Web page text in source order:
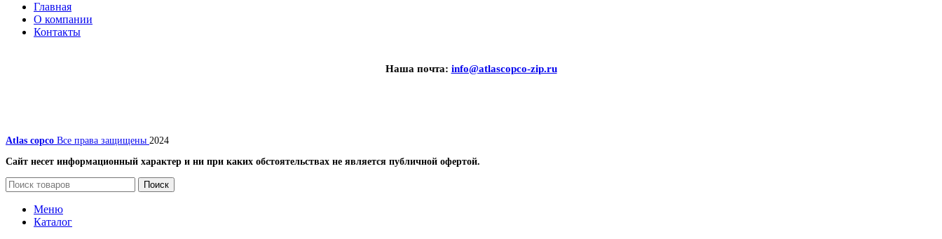
Главная
О компании
Контакты
Наша почта: info@atlascopco-zip.ru
Atlas copco Все права защищены 2024
Сайт несет информационный характер и ни при каких обстоятельствах не является публичной офертой.
Поиск
Меню
Каталог